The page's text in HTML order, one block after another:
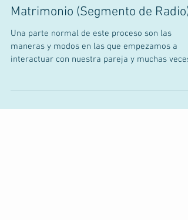
Terapia de Pareja DF (CDMX)-
Publicación #1: Padres y
Matrimonio (Segmento de Radio)
Una parte normal de este proceso son las
interactuar con nuestra pareja y muchas veces